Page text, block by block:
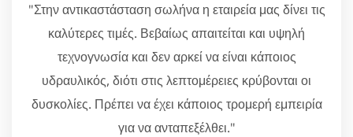
"Στην αντικαστάσταση σωλήνα η εταιρεία μας δίνει τις
καλύτερες τιμές. Βεβαίως απαιτείται και υψηλή
τεχνογνωσία και δεν αρκεί να είναι κάποιος
υδραυλικός, διότι στις λεπτομέρειες κρύβονται οι
δυσκολίες. Πρέπει να έχει κάποιος τρομερή εμπειρία
για να ανταπεξέλθει."